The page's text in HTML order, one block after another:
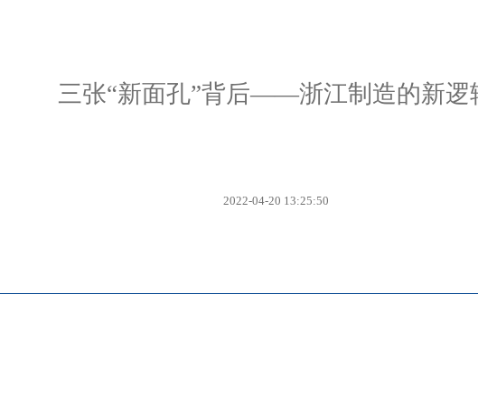
三张“新面孔”背后——浙江制造的新逻
2022-04-20 13:25:50